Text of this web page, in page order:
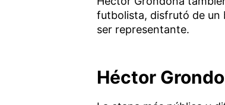
futbolista, disfrutó de un
ser representante.
Héctor